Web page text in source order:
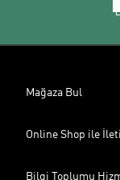
Mağaza Bul
Online Shop ile
Bilgi Toplumu